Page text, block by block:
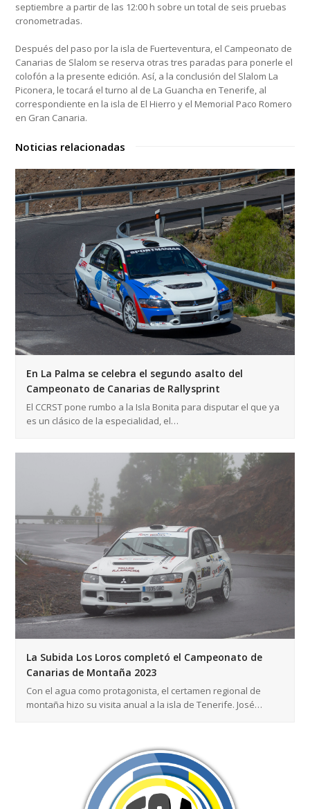
septiembre a partir de las 12:00 h sobre un total de seis pruebas
cronometradas.
Después del paso por la isla de Fuerteventura, el Campeonato de
Canarias de Slalom se reserva otras tres paradas para ponerle el
colofón a la presente edición. Así, a la conclusión del Slalom La
Piconera, le tocará el turno al de La Guancha en Tenerife, al
correspondiente en la isla de El Hierro y el Memorial Paco Romero
en Gran Canaria.
Noticias relacionadas
En La Palma se celebra el segundo asalto del
Campeonato de Canarias de Rallysprint
El CCRST pone rumbo a la Isla Bonita para disputar el que ya
es un clásico de la especialidad, el…
La Subida Los Loros completó el Campeonato de
Canarias de Montaña 2023
Con el agua como protagonista, el certamen regional de
montaña hizo su visita anual a la isla de Tenerife. José…